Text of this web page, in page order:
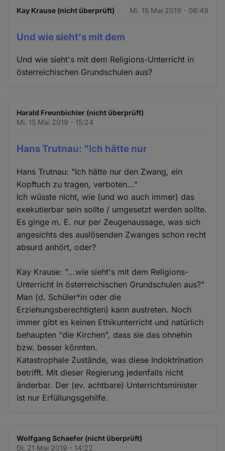
Kay Krause (nicht überprüft) Mi. 15 Mai 2019 - 06:49
Und wie sieht's mit dem
Und wie sieht's mit dem Religions-Unterricht in
österreichischen Grundschulen aus?
Harald Freunbichler (nicht überprüft)
Mi. 15 Mai 2019 - 15:24
Hans Trutnau: "Ich hätte nur
Hans Trutnau: "Ich hätte nur den Zwang, ein
Kopftuch zu tragen, verboten..."
Ich wüsste nicht, wie (und wo auch immer) das
exekutierbar sein sollte / umgesetzt werden sollte.
Es ginge m. E. nur per Zeugenaussage, was sich
angesichts des auslösenden Zwanges schon recht
absurd anhört, oder?
Kay Krause: "...wie sieht's mit dem Religions-
Unterricht in österreichischen Grundschulen aus?"
Man (d. Schüler*in oder die
Erziehungsberechtigten) kann austreten. Noch
immer gibt es keinen Ethikunterricht und natürlich
behaupten "die Kirchen", dass sie das ohnehin
bzw. besser könnten.
Katastrophale Zustände, was diese Indoktrination
betrifft. Mit dieser Regierung jedenfalls nicht
änderbar. Der (ev. achtbare) Unterrichtsminister
ist nur Erfüllungsgehilfe.
Wolfgang Schaefer (nicht überprüft)
Di. 21 Mai 2019 - 14:22